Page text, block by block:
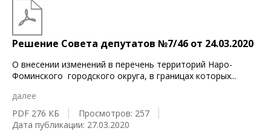
Решение Совета депутатов №7/46 от 24.03.2020
О внесении изменений в перечень территорий Наро-
Фоминского городского округа, в границах которых...
далее
PDF 276 КБ
Просмотров: 257
Дата публикации: 27.03.2020